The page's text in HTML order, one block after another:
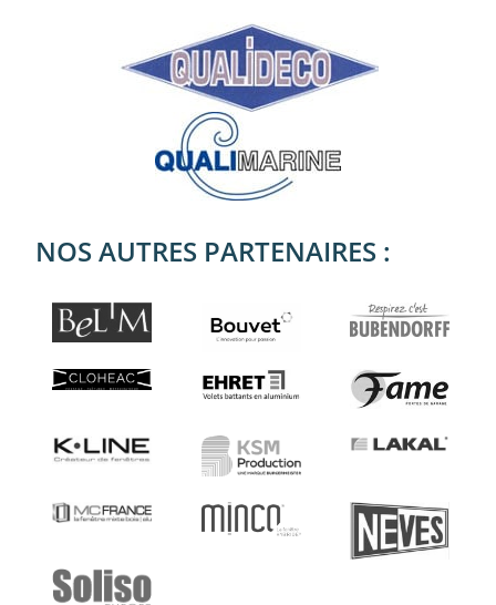
NOS AUTRES PARTENAIRES :